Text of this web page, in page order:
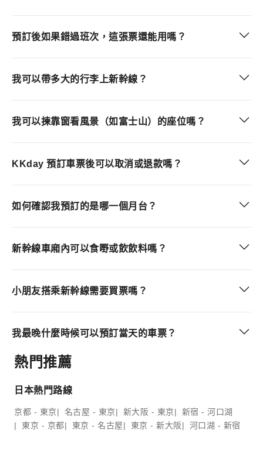
預訂後如果錯過班次，這張票還能用嗎？
我可以帶多大的行李上新幹線？
我可以揀靠窗看風景（如富士山）的座位嗎？
KKday 預訂車票後可以取消或退款嗎？
如何確認我預訂的是哪一個月台？
新幹線車廂內可以食嘢或飲飲料嗎？
小朋友搭乘新幹線需要買票嗎？
我最晚什麼時候可以預訂當天的車票？
熱門推薦
日本熱門路線
京都 - 東京 名古屋 - 東京 新大阪 - 東京
新宿 - 河口湖
東京 - 京都
東京 - 名古屋 東京 - 新大阪 河口湖 - 新宿